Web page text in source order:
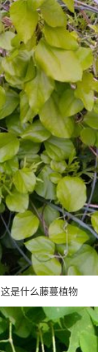
这是什么藤蔓植物